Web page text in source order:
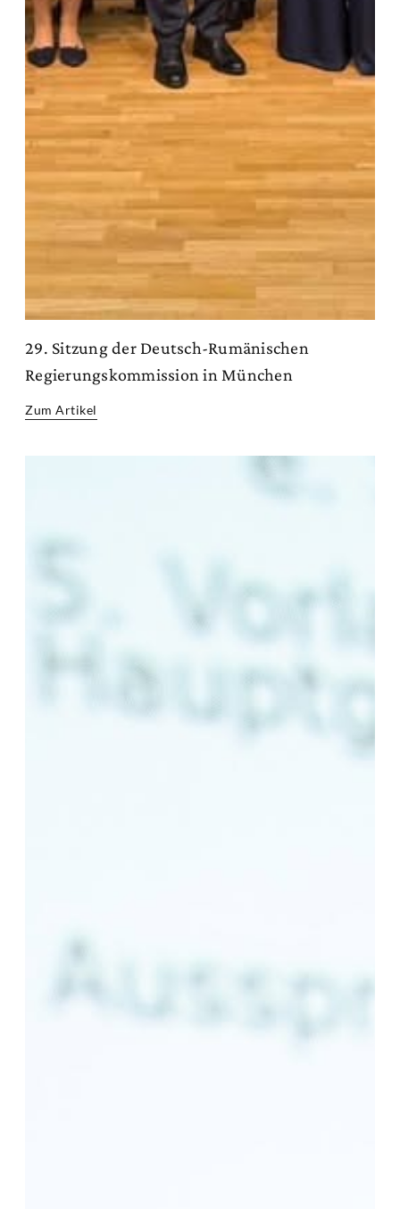
29. Sitzung der Deutsch-Rumänischen
Regierungskommission in München
Zum Artikel